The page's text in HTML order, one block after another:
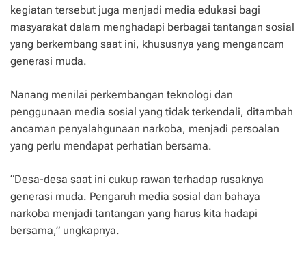
kegiatan tersebut juga menjadi media edukasi bagi
masyarakat dalam menghadapi berbagai tantangan sosial
yang berkembang saat ini, khususnya yang mengancam
generasi muda.
Nanang menilai perkembangan teknologi dan
penggunaan media sosial yang tidak terkendali, ditambah
ancaman penyalahgunaan narkoba, menjadi persoalan
yang perlu mendapat perhatian bersama.
“Desa-desa saat ini cukup rawan terhadap rusaknya
generasi muda. Pengaruh media sosial dan bahaya
narkoba menjadi tantangan yang harus kita hadapi
bersama,” ungkapnya.